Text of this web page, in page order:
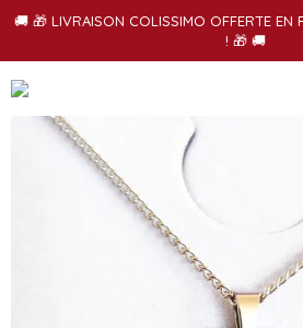
🚚 🎁 LIVRAISON COLISSIMO OFFERTE EN
! 🎁 🚚